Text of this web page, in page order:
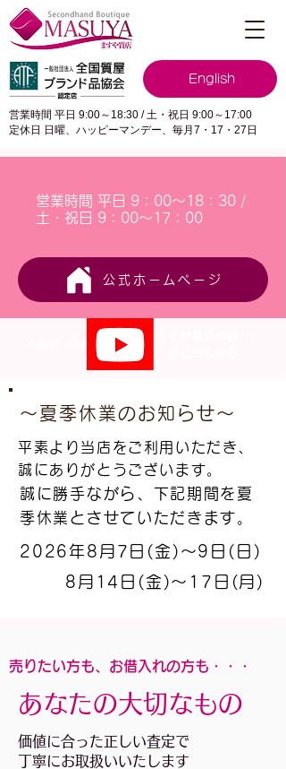
English
営業時間 平日 9:00～18:30 / 土・祝日 9:00～17:00
定休日 日曜、ハッピーマンデー、毎月7・17・27日
営業時間 平日 9：00～18：30 /
土・祝日 9：00～17：00
公式ホームページ
～夏季休業のお知らせ～
平素より当店をご利用いただき、
誠にありがとうございます。
誠に勝手ながら、下記期間を夏
季休業とさせていただきます。
2026年8月7日(金)～9日(日)
​8月14日(金)～17日(月)
売りたい方も、お借入れの方も・・・
​あなたの大切なもの
価値に合った正しい査定で
丁寧にお取扱いいたします